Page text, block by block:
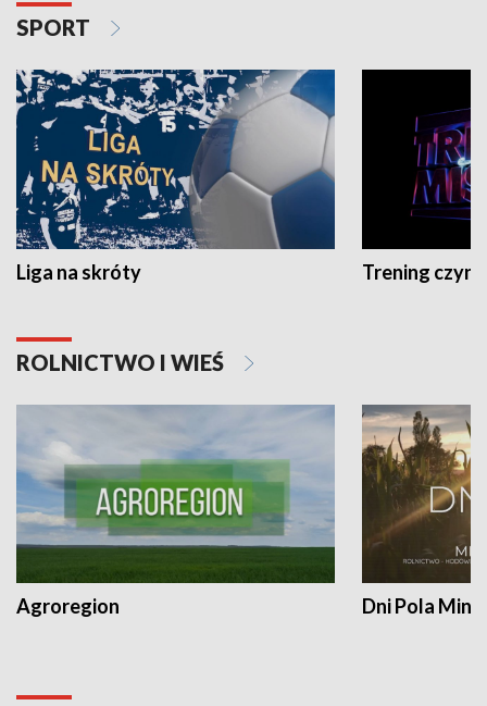
SPORT
Liga na skróty Trening czyni
ROLNICTWO I WIEŚ
Agroregion Dni Pola